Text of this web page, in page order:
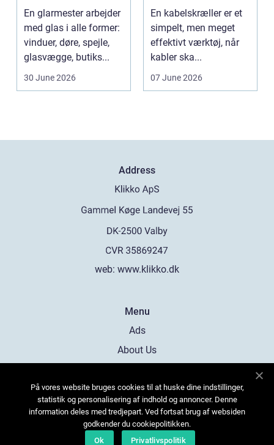
En glarmester arbejder
med glas i alle former:
vinduer, døre, spejle,
glasvægge, butiks...
30 June 2026
bedre økonomi i
kabelhåndtering
En kabelskræller er et
simpelt, men meget
effektivt værktøj, når
kabler ska...
07 June 2026
Address
web: www.klikko.dk
Menu
Ads
About Us
Contact
Sitemap
På vores website bruges cookies til at huske dine indstillinger,
statistik og personalisering af indhold og annoncer. Denne
information deles med tredjepart. Ved fortsat brug af websiden
godkender du cookiepolitikken.
Ok
Privatlivspolitik